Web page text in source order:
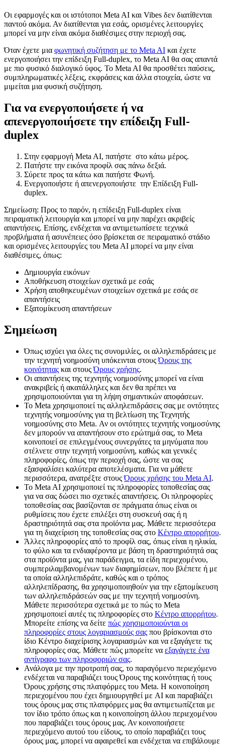
Οι εφαρμογές και οι ιστότοποι Meta AI και Vibes δεν διατίθενται
παντού ακόμα. Αν διατίθενται για εσάς, ορισμένες λειτουργίες
μπορεί να μην είναι ακόμα διαθέσιμες στην περιοχή σας.
Όταν έχετε μια φωνητική συζήτηση με το Meta AI και έχετε
ενεργοποιήσει την επίδειξη Full-duplex, το Meta AI θα σας απαντά
με πιο φυσικό διαλογικό ύφος. Το Meta AI θα προσθέτει παύσεις,
συμπληρωματικές λέξεις, εκφράσεις και άλλα στοιχεία, ώστε να
μιμείται μια φυσική συζήτηση.
Για να ενεργοποιήσετε ή να
απενεργοποιήσετε την επίδειξη Full-
duplex
Στην εφαρμογή Meta AI, πατήστε στο κάτω μέρος.
Πατήστε την εικόνα προφίλ σας πάνω δεξιά.
Σύρετε προς τα κάτω και πατήστε Φωνή.
Ενεργοποιήστε ή απενεργοποιήστε την Επίδειξη Full-
duplex.
Σημείωση: Προς το παρόν, η επίδειξη Full-duplex είναι
πειραματική λειτουργία και μπορεί να μην παρέχει ακριβείς
απαντήσεις. Επίσης, ενδέχεται να αντιμετωπίσετε τεχνικά
προβλήματα ή ασυνέπειες όσο βρίσκεται σε πειραματικό στάδιο
και ορισμένες λειτουργίες του Meta AI μπορεί να μην είναι
διαθέσιμες, όπως:
Δημιουργία εικόνων
Αποθήκευση στοιχείων σχετικά με εσάς
Χρήση αποθηκευμένων στοιχείων σχετικά με εσάς σε
απαντήσεις
Εξατομίκευση απαντήσεων
Σημείωση
Όπως ισχύει για όλες τις συνομιλίες, οι αλληλεπιδράσεις με
την τεχνητή νοημοσύνη υπόκεινται στουςΌρους της
κοινότητας και στουςΌρους χρήσης.
Οι απαντήσεις της τεχνητής νοημοσύνης μπορεί να είναι
ανακριβείς ή ακατάλληλες και δεν θα πρέπει να
χρησιμοποιούνται για τη λήψη σημαντικών αποφάσεων.
Το Meta χρησιμοποιεί τις αλληλεπιδράσεις σας με οντότητες
τεχνητής νοημοσύνης για τη βελτίωση της Τεχνητής
νοημοσύνης στο Meta. Αν οι οντότητες τεχνητής νοημοσύνης
δεν μπορούν να απαντήσουν στο ερώτημά σας, το Meta
κοινοποιεί σε επιλεγμένους συνεργάτες τα μηνύματα που
στέλνετε στην τεχνητή νοημοσύνη, καθώς και γενικές
πληροφορίες, όπως την περιοχή σας, ώστε να σας
εξασφαλίσει καλύτερα αποτελέσματα. Για να μάθετε
περισσότερα, ανατρέξτε στουςΌρους χρήσης του Meta AI.
Το Meta AI χρησιμοποιεί τις πληροφορίες τοποθεσίας σας
για να σας δώσει πιο σχετικές απαντήσεις. Οι πληροφορίες
τοποθεσίας σας βασίζονται σε πράγματα όπως είναι οι
ρυθμίσεις που έχετε επιλέξει στη συσκευή σας ή η
δραστηριότητά σας στα προϊόντα μας. Μάθετε περισσότερα
για τη διαχείριση της τοποθεσίας σας στο Κέντρο απορρήτου.
Άλλες πληροφορίες από το προφίλ σας, όπως είναι η ηλικία,
το φύλο και τα ενδιαφέροντα με βάση τη δραστηριότητά σας
στα προϊόντα μας, για παράδειγμα, τα είδη περιεχομένου,
συμπεριλαμβανομένων των διαφημίσεων, που βλέπετε ή με
τα οποία αλληλεπιδράτε, καθώς και ο τρόπος
αλληλεπίδρασης, θα χρησιμοποιηθούν για την εξατομίκευση
των αλληλεπιδράσεών σας με την τεχνητή νοημοσύνη.
Μάθετε περισσότερα σχετικά με το πώς το Meta
χρησιμοποιεί αυτές τις πληροφορίες στο Κέντρο απορρήτου.
Μπορείτε επίσης να δείτε πώς χρησιμοποιούνται οι
πληροφορίες στους λογαριασμούς σας που βρίσκονται στο
ίδιο Κέντρο διαχείρισης λογαριασμών και να εξαγάγετε τις
πληροφορίες σας. Μάθετε πώς μπορείτε να εξαγάγετε ένα
αντίγραφο των πληροφοριών σας.
Ανάλογα με την προτροπή σας, το παραγόμενο περιεχόμενο
ενδέχεται να παραβιάζει τους Όρους της κοινότητας ή τους
Όρους χρήσης στις πλατφόρμες του Meta. Η κοινοποίηση
περιεχομένου που έχει δημιουργηθεί με AI και παραβιάζει
τους όρους μας στις πλατφόρμες μας θα αντιμετωπίζεται με
τον ίδιο τρόπο όπως και η κοινοποίηση άλλου περιεχομένου
που παραβιάζει τους όρους μας. Αν κοινοποιήσετε
περιεχόμενο αυτού του είδους, το οποίο παραβιάζει τους
όρους μας, μπορεί να αφαιρεθεί και ενδέχεται να επιβάλουμε